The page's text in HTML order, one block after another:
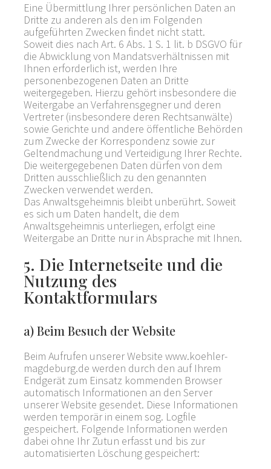
Eine Übermittlung Ihrer persönlichen Daten an
Dritte zu anderen als den im Folgenden
aufgeführten Zwecken findet nicht statt.
Soweit dies nach Art. 6 Abs. 1 S. 1 lit. b DSGVO für
die Abwicklung von Mandatsverhältnissen mit
Ihnen erforderlich ist, werden Ihre
personenbezogenen Daten an Dritte
weitergegeben. Hierzu gehört insbesondere die
Weitergabe an Verfahrensgegner und deren
Vertreter (insbesondere deren Rechtsanwälte)
sowie Gerichte und andere öffentliche Behörden
zum Zwecke der Korrespondenz sowie zur
Geltendmachung und Verteidigung Ihrer Rechte.
Die weitergegebenen Daten dürfen von dem
Dritten ausschließlich zu den genannten
Zwecken verwendet werden.
Das Anwaltsgeheimnis bleibt unberührt. Soweit
es sich um Daten handelt, die dem
Anwaltsgeheimnis unterliegen, erfolgt eine
Weitergabe an Dritte nur in Absprache mit Ihnen.
5. Die Internetseite und die
Nutzung des
Kontaktformulars
a) Beim Besuch der Website
Beim Aufrufen unserer Website www.koehler-
magdeburg.de werden durch den auf Ihrem
Endgerät zum Einsatz kommenden Browser
automatisch Informationen an den Server
unserer Website gesendet. Diese Informationen
werden temporär in einem sog. Logfile
gespeichert. Folgende Informationen werden
dabei ohne Ihr Zutun erfasst und bis zur
automatisierten Löschung gespeichert: